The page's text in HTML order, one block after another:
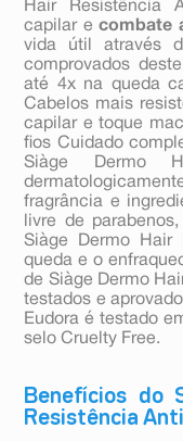
Hair Resistência
capilar ecombate
vida útil através
comprovados
até 4x na queda
Cabelos mais
capilar e toque
fios Cuidado
Siàge Dermo
fragrância e
livre de
Siàge Dermo Hair
queda e o
de Siàge Dermo
testados e
Eudora é testado
selo Cruelty Free.
Benefícios do
Resistência